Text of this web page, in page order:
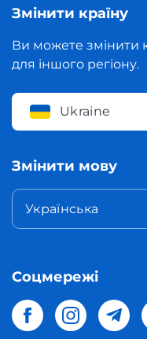
Змінити країну
Ви можете змінити
для іншого регіону.
Ukraine
Змінити мову
Українська
Соцмережі